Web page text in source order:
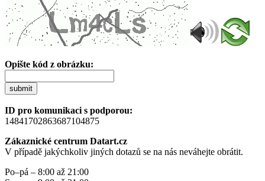
Opište kód z obrázku:
submit
ID pro komunikaci s podporou:
14841702863687104875
Zákaznické centrum Datart.cz
V případě jakýchkoliv jiných dotazů se na nás neváhejte obrátit.
Po–pá – 8:00 až 21:00